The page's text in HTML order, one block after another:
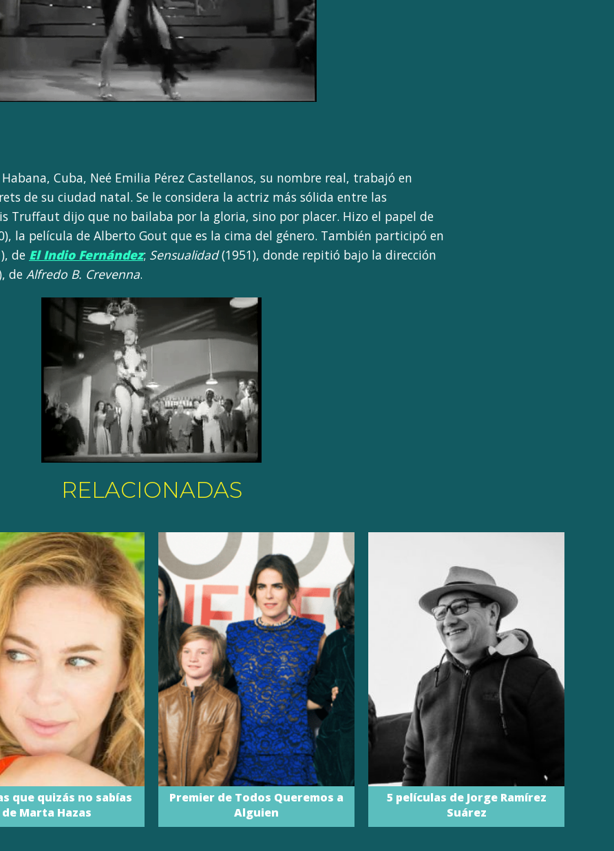
Cuba, Neé Emilia Pérez Castellanos, su nombre real, trabajó en
de su ciudad natal. Se le considera la actriz más sólida entre las
Truffaut dijo que no bailaba por la gloria, sino por placer. Hizo el papel de
la película de Alberto Gout que es la cima del género. También participó en
de El Indio Fernández; Sensualidad(1951), donde repitió bajo la dirección
de Alfredo B. Crevenna.
RELACIONADAS
que quizás no sabías
de Marta Hazas
Premier de Todos Queremos a
Alguien
5 películas de Jorge Ramírez
Suárez